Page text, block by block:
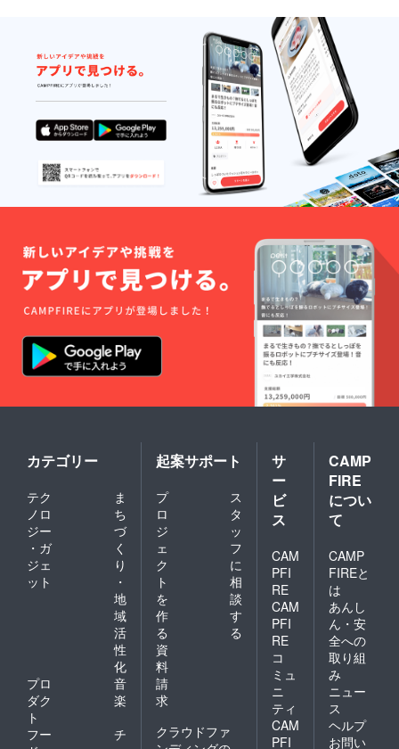
す。
カテゴリー
テク
ノロ
ジー
・ガ
ジェ
ット
ま
ち
づ
く
り
・
地
域
活
性
化
プロ
ダク
ト
音
楽
フー
チ
起案サポート
プ
ロ
ジ
ェ
ク
ト
を
作
る
ス
タ
ッ
フ
に
相
談
す
る
資
料
請
求
クラウドファ
サ
ー
ビ
ス
CAM
PFI
RE
CAM
PFI
RE
コ
ミュ
ニ
ティ
CAM
PFI
CAMP
FIRE
につい
て
CAMP
FIREと
は
あんし
ん・安
全への
取り組
み
ニュー
ス
ヘルプ
お問い